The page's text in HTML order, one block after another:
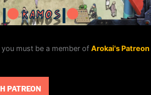
must be a member of Arokai's Patreon
PATREON